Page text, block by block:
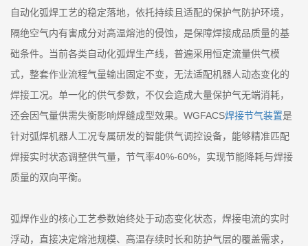
自动化弧焊工艺的稳定落地，依托持续且适配的保护气防护环境，
隔绝空气内有害成分对高温熔池的侵蚀，是保障焊接成品质量的基
础条件。当前各类自动化弧焊生产线，普遍采用恒定流量供气模
式，整套作业流程气量输出固定不变，无法适配机器人动态变化的
焊接工况。单一化的供气参数，不仅会造成大量保护气无端消耗，
还会因气量供需失衡影响焊缝成型效果。WGFACS焊接节气装置是
针对弧焊机器人工况专属研发的智能供气调控设备，能够精准匹配
焊接实时状态调整供气量，节气率40%-60%，实现节能降耗与焊接
质量的双向平衡。
弧焊作业的核心工艺参数始终处于动态变化状态，焊接电流的实时
浮动，直接决定熔池规模、高温存续时长和防护气层的覆盖需求，